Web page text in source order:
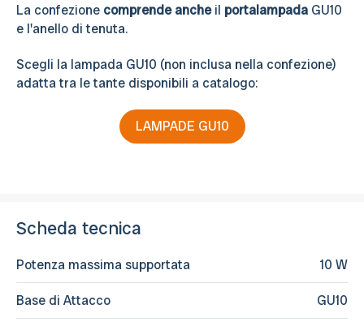
Scheda tecnica
Potenza massima supportata 10 W
Base di Attacco GU10
La confezione comprende ancheil portalampada GU10
e l'anello di tenuta.
Scegli la lampada GU10 (non inclusa nella confezione)
adatta tra le tante disponibili a catalogo:
LAMPADE GU10